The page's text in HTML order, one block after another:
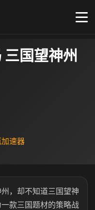
国望神州
速器
，却不知道三国望神
款三国题材的策略战